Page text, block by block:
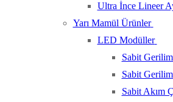
Ultra İnce Lineer
Yarı Mamül Ürünler
LED Modüller
Sabit
Sabit
Sabit Akım